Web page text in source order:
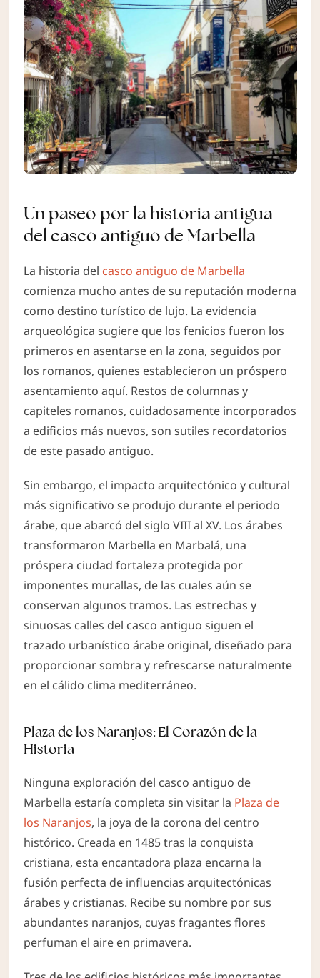
Un paseo por la historia antigua
del casco antiguo de Marbella
La historia del casco antiguo de Marbella
comienza mucho antes de su reputación moderna
como destino turístico de lujo. La evidencia
arqueológica sugiere que los fenicios fueron los
primeros en asentarse en la zona, seguidos por
los romanos, quienes establecieron un próspero
asentamiento aquí. Restos de columnas y
capiteles romanos, cuidadosamente incorporados
a edificios más nuevos, son sutiles recordatorios
de este pasado antiguo.
Sin embargo, el impacto arquitectónico y cultural
más significativo se produjo durante el periodo
árabe, que abarcó del siglo VIII al XV. Los árabes
transformaron Marbella en Marbalá, una
próspera ciudad fortaleza protegida por
imponentes murallas, de las cuales aún se
conservan algunos tramos. Las estrechas y
sinuosas calles del casco antiguo siguen el
trazado urbanístico árabe original, diseñado para
proporcionar sombra y refrescarse naturalmente
en el cálido clima mediterráneo.
Plaza de los Naranjos: El Corazón de la
Historia
Ninguna exploración del casco antiguo de
Marbella estaría completa sin visitar la Plaza de
los Naranjos, la joya de la corona del centro
histórico. Creada en 1485 tras la conquista
cristiana, esta encantadora plaza encarna la
fusión perfecta de influencias arquitectónicas
árabes y cristianas. Recibe su nombre por sus
abundantes naranjos, cuyas fragantes flores
perfuman el aire en primavera.